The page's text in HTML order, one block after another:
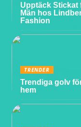
Upptäck Stickat
Män hos
Fashion
TRENDER
Trendiga golv
hem